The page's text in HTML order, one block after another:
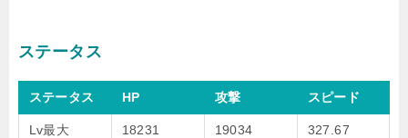
ステータス
ステータス HP 攻撃 スピード
Lv最大 18231 19034 327.67